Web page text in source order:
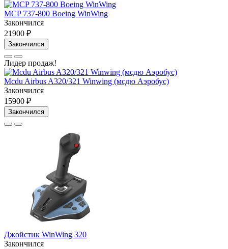
MCP 737-800 Boeing WinWing
Закончился
21900 ₽
Закончился
Лидер продаж!
Mcdu Airbus A320/321 Winwing (мсдю Аэробус)
Закончился
15900 ₽
Закончился
Джойстик WinWing 320
Закончился